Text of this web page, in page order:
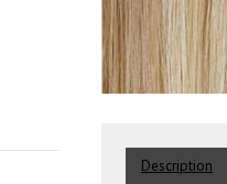
Description